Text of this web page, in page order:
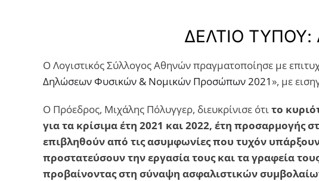
ΔΕΛΤΙΟ ΤΥΠΟΥ:
Ο Λογιστικός Σύλλογος Αθηνών πραγματοποίησε με
Δηλώσεων Φυσικών & Νομικών Προσώπων 2021 », με
Ο Πρόεδρος, Μιχάλης Πόλυγγερ, διευκρίνισε ότιτο
για τα κρίσιμα έτη 2021 και 2022, έτη προσαρμογής
επιβληθούν από τις ασυμφωνίες που τυχόν
προστατεύσουν την εργασία τους και τα γραφεία
προβαίνοντας στη σύναψη ασφαλιστικών